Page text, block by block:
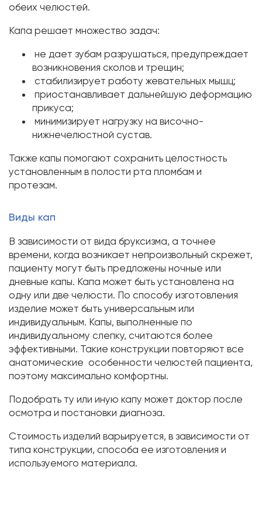
обеих челюстей.
Капа решает множество задач:
не дает зубам разрушаться, предупреждает
возникновения сколов и трещин;
стабилизирует работу жевательных мышц;
приостанавливает дальнейшую деформацию
прикуса;
минимизирует нагрузку на височно-
нижнечелюстной сустав.
Также капы помогают сохранить целостность
установленным в полости рта пломбам и
протезам.
Виды кап
В зависимости от вида бруксизма, а точнее
времени, когда возникает непроизвольный скрежет,
пациенту могут быть предложены ночные или
дневные капы. Капа может быть установлена на
одну или две челюсти. По способу изготовления
изделие может быть универсальным или
индивидуальным. Капы, выполненные по
индивидуальному слепку, считаются более
эффективными. Такие конструкции повторяют все
анатомические особенности челюстей пациента,
поэтому максимально комфортны.
Подобрать ту или иную капу может доктор после
осмотра и постановки диагноза.
Стоимость изделий варьируется, в зависимости от
типа конструкции, способа ее изготовления и
используемого материала.